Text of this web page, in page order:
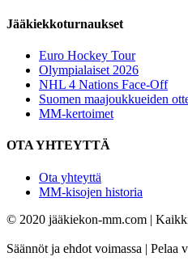
Jääkiekkoturnaukset
Euro Hockey Tour
Olympialaiset 2026
NHL 4 Nations Face-Off
Suomen maajoukkueiden
MM-kertoimet
OTA YHTEYTTÄ
Ota yhteyttä
MM-kisojen historia
© 2020 jääkiekon-mm.com |
Säännöt ja ehdot voimassa |